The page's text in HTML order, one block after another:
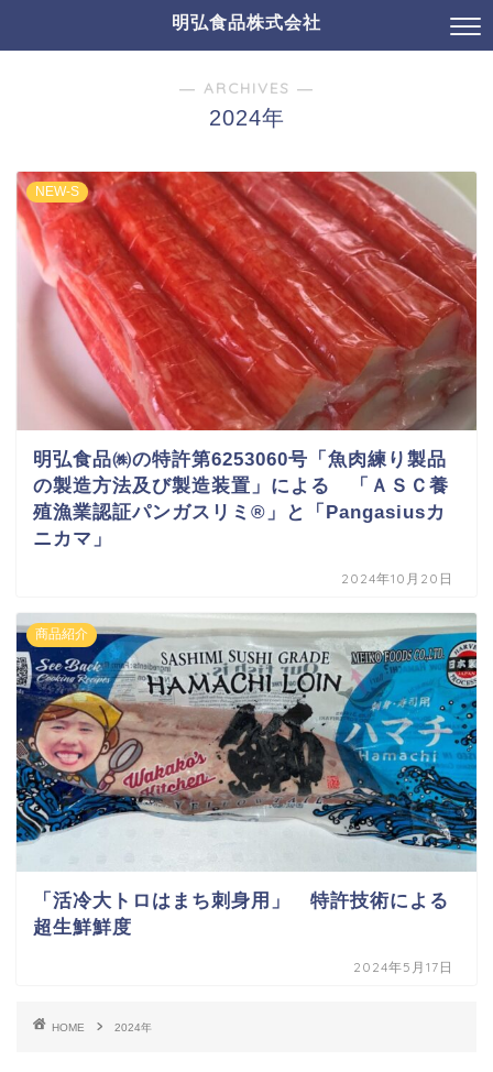
明弘食品株式会社
― ARCHIVES ―
2024年
NEW-S
明弘食品㈱の特許第6253060号「魚肉練り製品
の製造方法及び製造装置」による 「ＡＳＣ養
殖漁業認証パンガスリミ®」と「Pangasiusカ
ニカマ」
2024年10月20日
商品紹介
「活冷大トロはまち刺身用」 特許技術による
超生鮮鮮度
2024年5月17日
HOME 2024年